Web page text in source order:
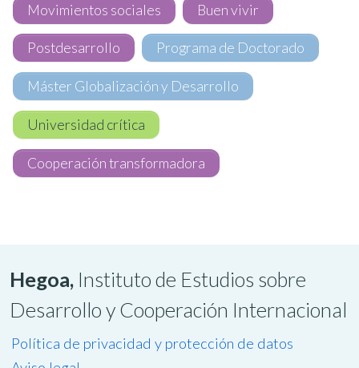
Movimientos sociales Buen vivir
Postdesarrollo Programa de Doctorado
Máster Globalización y Desarrollo
Universidad crítica
Cooperación transformadora
Hegoa, Instituto de Estudios sobre
Desarrollo y Cooperación Internacional
Política de privacidad y protección de datos